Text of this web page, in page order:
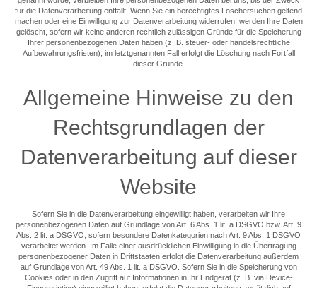
für die Datenverarbeitung entfällt. Wenn Sie ein berechtigtes Löschersuchen geltend
machen oder eine Einwilligung zur Datenverarbeitung widerrufen, werden Ihre Daten
gelöscht, sofern wir keine anderen rechtlich zulässigen Gründe für die Speicherung
Ihrer personenbezogenen Daten haben (z. B. steuer- oder handelsrechtliche
Aufbewahrungsfristen); im letztgenannten Fall erfolgt die Löschung nach Fortfall
dieser Gründe.
Allgemeine Hinweise zu den
Rechtsgrundlagen der
Datenverarbeitung auf dieser
Website
Sofern Sie in die Datenverarbeitung eingewilligt haben, verarbeiten wir Ihre
personenbezogenen Daten auf Grundlage von Art. 6 Abs. 1 lit. a DSGVO bzw. Art. 9
Abs. 2 lit. a DSGVO, sofern besondere Datenkategorien nach Art. 9 Abs. 1 DSGVO
verarbeitet werden. Im Falle einer ausdrücklichen Einwilligung in die Übertragung
personenbezogener Daten in Drittstaaten erfolgt die Datenverarbeitung außerdem
auf Grundlage von Art. 49 Abs. 1 lit. a DSGVO. Sofern Sie in die Speicherung von
Cookies oder in den Zugriff auf Informationen in Ihr Endgerät (z. B. via Device-